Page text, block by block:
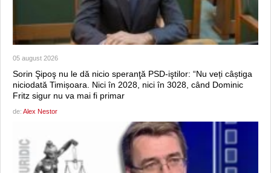
05 august 2026
Sorin Şipoş nu le dă nicio speranţă PSD-iştilor: “Nu veți câștiga
niciodată Timișoara. Nici în 2028, nici în 3028, când Dominic
Fritz sigur nu va mai fi primar
de: Alex Nestor